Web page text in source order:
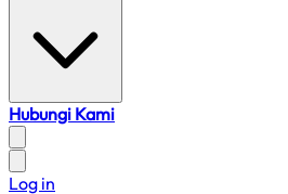
Hubungi Kami
Log in